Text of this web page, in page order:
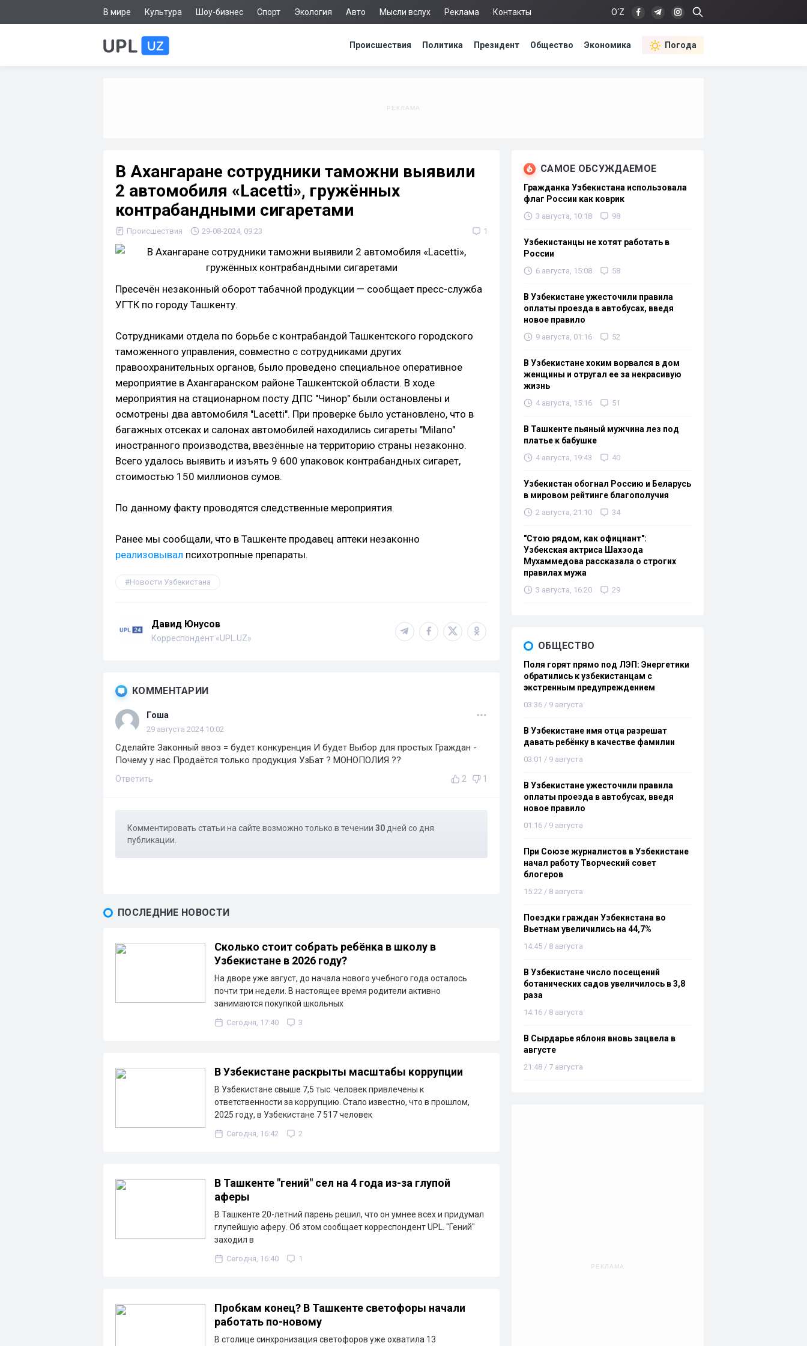
В мире Культура Шоу-бизнес Спорт Экология Авто Мысли вслух Реклама Контакты O‘Z
Происшествия Политика Президент Общество Экономика Погода
В Ахангаране сотрудники таможни выявили
2 автомобиля «Lacetti», гружённых
контрабандными сигаретами
Происшествия 29-08-2024, 09:23 1
Пресечён незаконный оборот табачной продукции — сообщает пресс-служба
УГТК по городу Ташкенту.
Сотрудниками отдела по борьбе с контрабандой Ташкентского городского
таможенного управления, совместно с сотрудниками других
правоохранительных органов, было проведено специальное оперативное
мероприятие в Ахангаранском районе Ташкентской области. В ходе
мероприятия на стационарном посту ДПС "Чинор" были остановлены и
осмотрены два автомобиля "Lacetti". При проверке было установлено, что в
багажных отсеках и салонах автомобилей находились сигареты "Milano"
иностранного производства, ввезённые на территорию страны незаконно.
Всего удалось выявить и изъять 9 600 упаковок контрабандных сигарет,
стоимостью 150 миллионов сумов.
По данному факту проводятся следственные мероприятия.
Ранее мы сообщали, что в Ташкенте продавец аптеки незаконно
реализовывал психотропные препараты.
Новости Узбекистана
Давид Юнусов
Корреспондент «UPL.UZ»
КОММЕНТАРИИ
Гоша
29 августа 2024 10:02
Сделайте Законный ввоз = будет конкуренция И будет Выбор для простых Граждан -
Почему у нас Продаётся только продукция УзБат ? МОНОПОЛИЯ ??
Ответить 2 1
Комментировать статьи на сайте возможно только в течении 30 дней со дня
публикации.
ПОСЛЕДНИЕ НОВОСТИ
Сколько стоит собрать ребёнка в школу в
Узбекистане в 2026 году?
На дворе уже август, до начала нового учебного года осталось
почти три недели. В настоящее время родители активно
занимаются покупкой школьных
Сегодня, 17:40 3
В Узбекистане раскрыты масштабы коррупции
В Узбекистане свыше 7,5 тыс. человек привлечены к
ответственности за коррупцию. Стало известно, что в прошлом,
2025 году, в Узбекистане 7 517 человек
Сегодня, 16:42 2
В Ташкенте "гений" сел на 4 года из-за глупой
аферы
В Ташкенте 20-летний парень решил, что он умнее всех и придумал
глупейшую аферу. Об этом сообщает корреспондент UPL. "Гений"
заходил в
Сегодня, 16:40 1
Пробкам конец? В Ташкенте светофоры начали
работать по-новому
В столице синхронизация светофоров уже охватила 13
САМОЕ ОБСУЖДАЕМОЕ
Гражданка Узбекистана использовала
флаг России как коврик
3 августа, 10:18 98
Узбекистанцы не хотят работать в
России
6 августа, 15:08 58
В Узбекистане ужесточили правила
оплаты проезда в автобусах, введя
новое правило
9 августа, 01:16 52
В Узбекистане хоким ворвался в дом
женщины и отругал ее за некрасивую
жизнь
4 августа, 15:16 51
В Ташкенте пьяный мужчина лез под
платье к бабушке
4 августа, 19:43 40
Узбекистан обогнал Россию и Беларусь
в мировом рейтинге благополучия
2 августа, 21:10 34
"Стою рядом, как официант":
Узбекская актриса Шахзода
Мухаммедова рассказала о строгих
правилах мужа
3 августа, 16:20 29
ОБЩЕСТВО
Поля горят прямо под ЛЭП: Энергетики
обратились к узбекистанцам с
экстренным предупреждением
03:36 / 9 августа
В Узбекистане имя отца разрешат
давать ребёнку в качестве фамилии
03:01 / 9 августа
В Узбекистане ужесточили правила
оплаты проезда в автобусах, введя
новое правило
01:16 / 9 августа
При Союзе журналистов в Узбекистане
начал работу Творческий совет
блогеров
15:22 / 8 августа
Поездки граждан Узбекистана во
Вьетнам увеличились на 44,7%
14:45 / 8 августа
В Узбекистане число посещений
ботанических садов увеличилось в 3,8
раза
14:16 / 8 августа
В Сырдарье яблоня вновь зацвела в
августе
21:48 / 7 августа